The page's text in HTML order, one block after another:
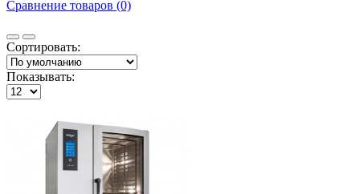
Сравнение товаров (0)
Сортировать:
Показывать: